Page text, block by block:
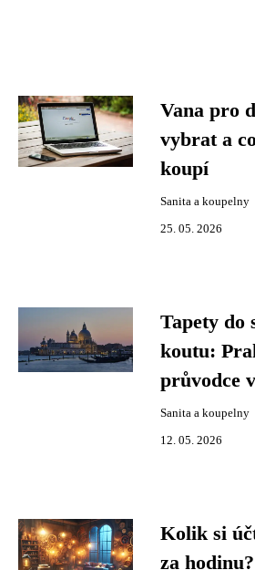
Vana pro
vybrat a
koupí
Sanita a koupelny
25. 05. 2026
Tapety do
koutu:
průvodce
Sanita a koupelny
12. 05. 2026
Kolik si
za